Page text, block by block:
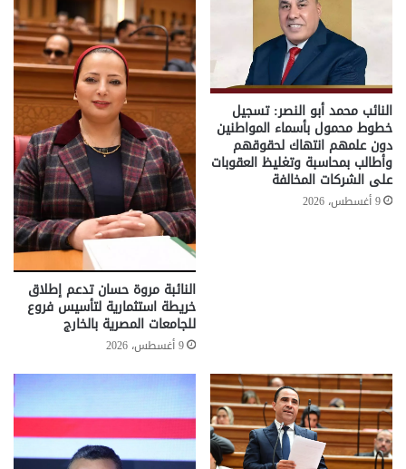
النائب محمد أبو النصر: تسجيل
خطوط محمول بأسماء المواطنين
دون علمهم انتهاك لحقوقهم
وأطالب بمحاسبة وتغليظ العقوبات
على الشركات المخالفة
9 أغسطس، 2026
النائبة مروة حسان تدعم إطلاق
خريطة استثمارية لتأسيس فروع
للجامعات المصرية بالخارج
9 أغسطس، 2026